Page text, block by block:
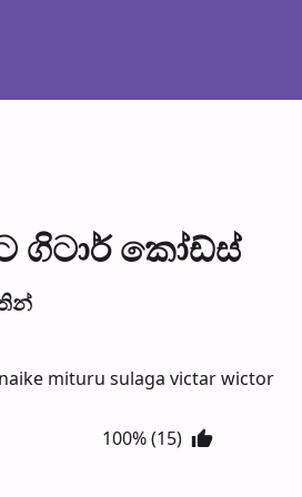
ගිටාර් කෝඩ්ස්
mituru sulaga victar wictor
100% (15)